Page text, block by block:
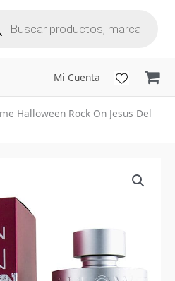
Mi Cuenta
Halloween Rock On Jesus Del